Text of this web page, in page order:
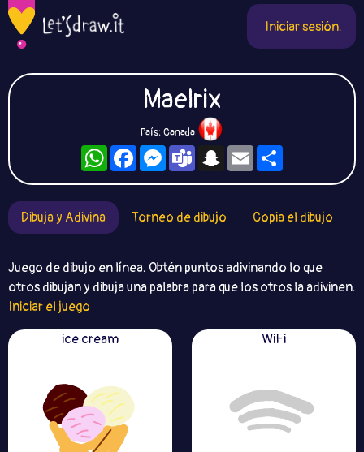
Iniciar sesión.
Maelrix
País: Canada
WhatsAppFacebookMessengerTeamsSnapchat
Email
Dibuja y Adivina Torneo de dibujo Copia el dibujo
Juego de dibujo en línea. Obtén puntos adivinando lo que
otros dibujan y dibuja una palabra para que los otros la adivinen.
Iniciar el juego
ice cream
WiFi